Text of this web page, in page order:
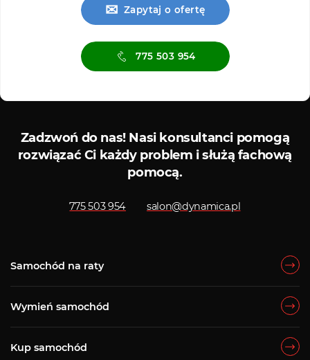
✉ Zapytaj o ofertę
775 503 954
Zadzwoń do nas!Nasi konsultanci pomogą
rozwiązać Ci każdy problem i służą fachową
pomocą.
775 503 954 salon@dynamica.pl
Samochód na raty
Wymień samochód
Kup samochód